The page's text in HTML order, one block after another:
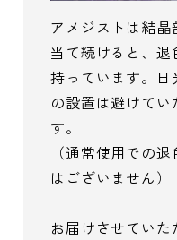
アメジストは結
当て続けると、退
持っています。
の設置は避けて
す。
（通常使用での
はございません）
お届けさせてい